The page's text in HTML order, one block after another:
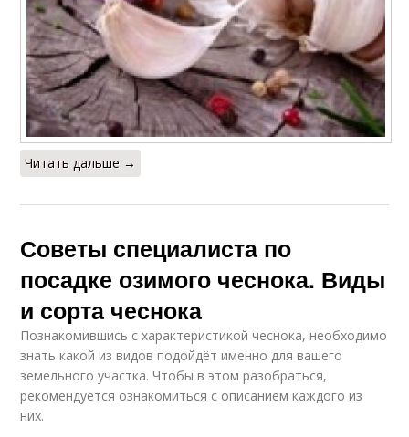
Читать дальше →
Советы специалиста по
посадке озимого чеснока. Виды
и сорта чеснока
Познакомившись с характеристикой чеснока, необходимо
знать какой из видов подойдёт именно для вашего
земельного участка. Чтобы в этом разобраться,
рекомендуется ознакомиться с описанием каждого из
них.